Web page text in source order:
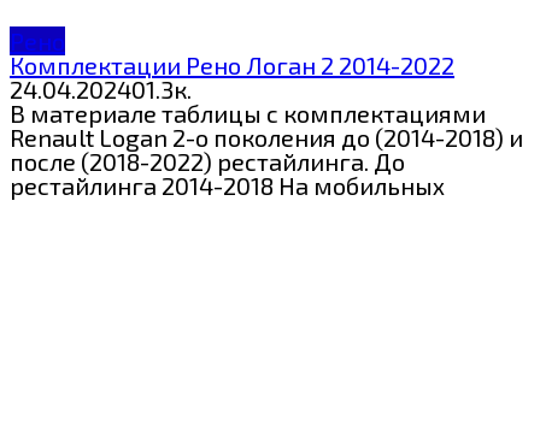
Рено
Комплектации Рено Логан 2 2014-2022
24.04.202401.3к.
В материале таблицы с комплектациями
Renault Logan 2-о поколения до (2014-2018) и
после (2018-2022) рестайлинга. До
рестайлинга 2014-2018 На мобильных